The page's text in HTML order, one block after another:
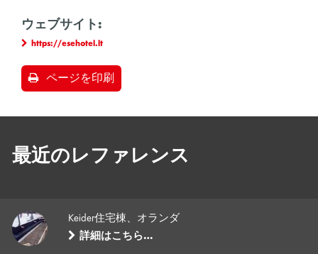
ウェブサイト:
https://esehotel.lt
ページを印刷
最近のレファレンス
Keider住宅棟、オランダ
詳細はこちら…